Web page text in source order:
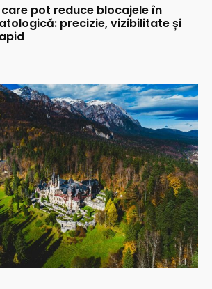
pot reduce blocajele în
precizie, vizibilitate și